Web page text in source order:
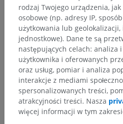
Anatomia człowieka 1
Porównawcza
Tłumaczenia
rodzaj Twojego urządzenia,
osobowe (np. adresy IP,
użytkowania lub
jednostkowe). Dane te są
następujących celach: analiza
użytkownika i oferowanych
oraz usług, pomiar i analiza
interakcje z mediami
spersonalizowanych treści,
atrakcyjności treści. Nasza
więcej informacji w tym